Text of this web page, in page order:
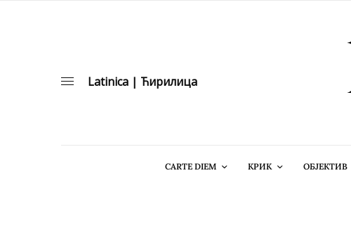
Latinica | Ћирилица
CARTE DIEM КРИК ОБЈЕКТИВ